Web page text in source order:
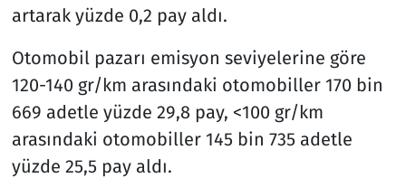
artarak yüzde 0,2 pay aldı.
Otomobil pazarı emisyon seviyelerine göre
120-140 gr/km arasındaki otomobiller 170 bin
669 adetle yüzde 29,8 pay, <100 gr/km
arasındaki otomobiller 145 bin 735 adetle
yüzde 25,5 pay aldı.